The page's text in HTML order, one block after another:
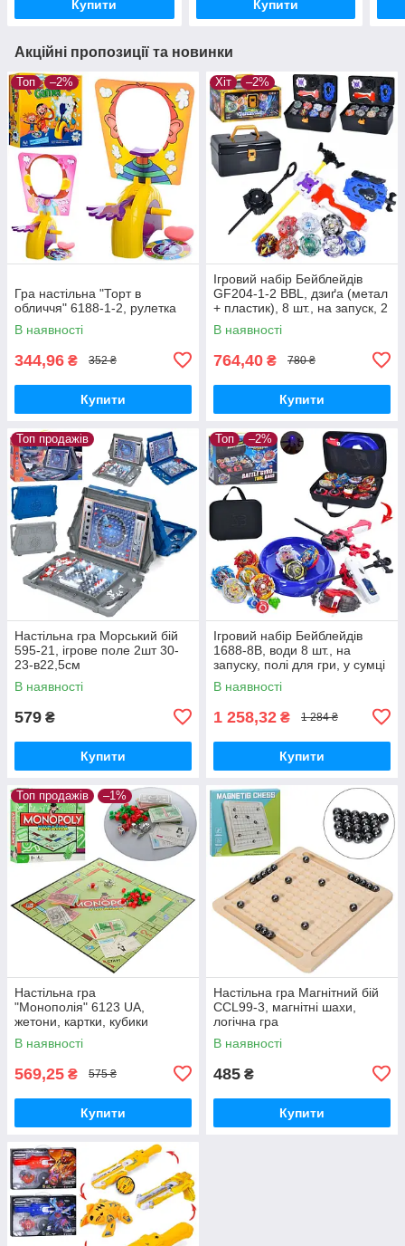
Купити Купити
Акційні пропозиції та новинки
Топ –2%
Гра настільна "Торт в
обличчя" 6188-1-2, рулетка
В наявності
344,96 ₴ 352 ₴
Купити
Хіт –2%
Ігровий набір Бейблейдів
GF204-1-2 BBL, дзиґа (метал
+ пластик), 8 шт., на запуск, 2
типи, валіза/яскраво-
червоний
В наявності
764,40 ₴ 780 ₴
Купити
Топ продажів
Настільна гра Морський бій
595-21, ігрове поле 2шт 30-
23-в22,5см
В наявності
579 ₴
Купити
Топ –2%
Ігровий набір Бейблейдів
1688-8B, води 8 шт., на
запуску, полі для гри, у сумці
В наявності
1 258,32 ₴ 1 284 ₴
Купити
Топ продажів –1%
Настільна гра
"Монополія" 6123 UA,
жетони, картки, кубики
В наявності
569,25 ₴ 575 ₴
Купити
Настільна гра Магнітний бій
CCL99-3, магнітні шахи,
логічна гра
В наявності
485 ₴
Купити